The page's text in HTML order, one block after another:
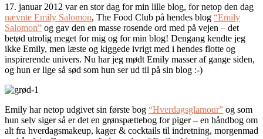
17. januar 2012 var en stor dag for min lille blog, for netop den dag
nævnte Emily Salomon, The Food Club på hendes blog “Emily
Salomon” og gav den en masse rosende ord med på vejen – det
betød utrolig meget for mig og for min blog! Dengang kendte jeg
ikke Emily, men læste og kiggede ivrigt med i hendes flotte og
inspirerende univers. Nu har jeg mødt Emily masser af gange siden,
og hun er lige så sød som hun ser ud til på sin blog :-)
Emily har netop udgivet sin første bog “Hverdagsglamour” og som
hun selv siger så er det en grønspættebog for piger – en håndbog om
alt fra hverdagsmakeup, kager & cocktails til indretning, morgenmad